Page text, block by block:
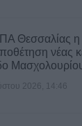
η κηδεία
Θεσσαλίας η
νέας
2026, 14:46